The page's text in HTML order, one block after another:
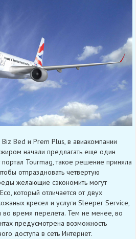
Bed и Prem Plus, в авиакомпании
начали предлагать еще один
портал Tourmag, такое решение приняла
отпраздновать четвертую
желающие сэкономить могут
который отличается от двух
кресел и услуги Sleeper Service,
во время перелета. Тем не менее, во
предусмотрена возможность
доступа в сеть Интернет.